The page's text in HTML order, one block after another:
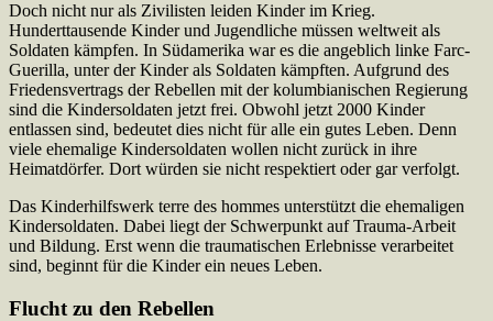
Doch nicht nur als Zivilisten leiden Kinder im Krieg.
Hunderttausende Kinder und Jugendliche müssen weltweit als
Soldaten kämpfen. In Südamerika war es die angeblich linke Farc-
Guerilla, unter der Kinder als Soldaten kämpften. Aufgrund des
Friedensvertrags der Rebellen mit der kolumbianischen Regierung
sind die Kindersoldaten jetzt frei. Obwohl jetzt 2000 Kinder
entlassen sind, bedeutet dies nicht für alle ein gutes Leben. Denn
viele ehemalige Kindersoldaten wollen nicht zurück in ihre
Heimatdörfer. Dort würden sie nicht respektiert oder gar verfolgt.
Das Kinderhilfswerk terre des hommes unterstützt die ehemaligen
Kindersoldaten. Dabei liegt der Schwerpunkt auf Trauma-Arbeit
und Bildung. Erst wenn die traumatischen Erlebnisse verarbeitet
sind, beginnt für die Kinder ein neues Leben.
Flucht zu den Rebellen